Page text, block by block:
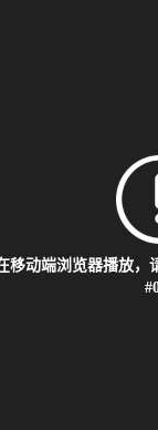
移动端浏览器播放，